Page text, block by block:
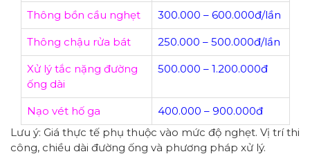
Thông bồn cầu nghẹt 300.000 – 600.000đ/lần
Thông chậu rửa bát 250.000 – 500.000đ/lần
Xử lý tắc nặng đường
ống dài
500.000 – 1.200.000đ
Nạo vét hố ga
400.000 – 900.000đ
Lưu ý: Giá thực tế phụ thuộc vào mức độ nghẹt. Vị trí thi
công, chiều dài đường ống và phương pháp xử lý.